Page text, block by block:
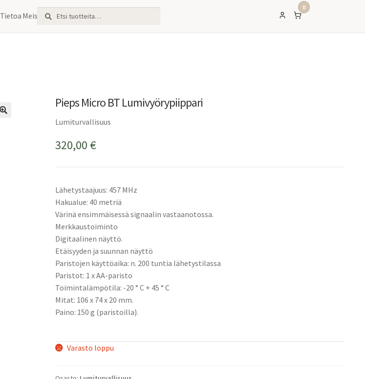
Tietoa MeistäEtsi:
Haku
0
Pieps Micro BT Lumivyörypiippari
Lumiturvallisuus
320,00 €
Lähetystaajuus: 457 MHz
Hakualue: 40 metriä
Värinä ensimmäisessä signaalin vastaanotossa.
Merkkaustoiminto
Digitaalinen näyttö.
Etäisyyden ja suunnan näyttö
Paristojen käyttöaika: n. 200 tuntia lähetystilassa
Paristot: 1 x AA-paristo
Toimintalämpötila: -20 ° C + 45 ° C
Mitat: 106 x 74 x 20 mm.
Paino: 150 g (paristoilla).
Varasto loppu